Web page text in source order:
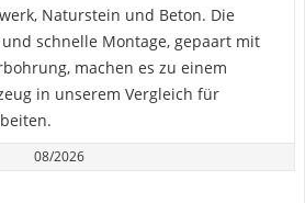
Naturstein und Beton. Die
schnelle Montage, gepaart mit
machen es zu einem
in unserem Vergleich für
08/2026